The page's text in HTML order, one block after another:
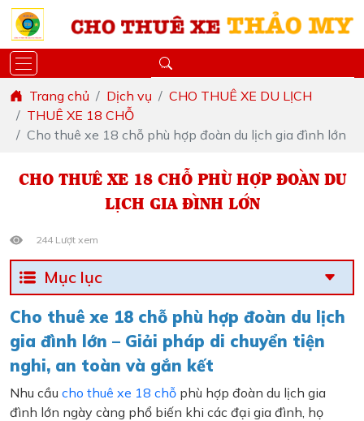
Trang chủ Dịch vụ
CHO THUÊ XE DU LỊCH
THUÊ XE 18 CHỖ
Cho thuê xe 18 chỗ phù hợp đoàn du lịch gia đình lớn
CHO THUÊ XE 18 CHỖ PHÙ HỢP ĐOÀN DU
LỊCH GIA ĐÌNH LỚN
244 Lượt xem
Mục lục
Cho thuê xe 18 chỗ phù hợp đoàn du lịch
gia đình lớn – Giải pháp di chuyển tiện
nghi, an toàn và gắn kết
Nhu cầu cho thuê xe 18 chỗ phù hợp đoàn du lịch gia
đình lớn ngày càng phổ biến khi các đại gia đình, họ